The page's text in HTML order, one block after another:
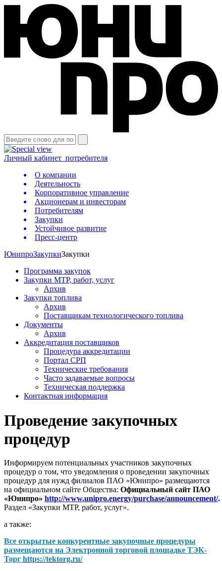
Личный кабинет потребителя
О компании
Деятельность
Корпоративное управление
Акционерам и инвесторам
Потребителям
Закупки
Устойчивое развитие
Пресс-центр
ЮнипроЗакупкиЗакупки
Программа закупок
Закупки МТР, работ, услуг
Архив
Закупки топлива
Архив
Поставщикам технологического топлива
Документы
Архив
Аккредитация поставщиков
Процедура аккредитации
Портал СРП
Технические требования
Часто задаваемые вопросы
Техническая поддержка
Контактная информация
Проведение закупочных
процедур
Информируем потенциальных участников закупочных
процедур о том, что уведомления о проведении закупочных
процедур для нужд филиалов ПАО «Юнипро» размещаются
на официальном сайте Общества: Официальный сайт ПАО
«Юнипро» http://www.unipro.energy/purchase/announcement/.
Раздел «Закупки МТР, работ, услуг».
а также:
Все открытые конкурентные закупочные процедуры
размещаются на Электронной торговой площадке ТЭК-
Торг https://tektorg.ru/